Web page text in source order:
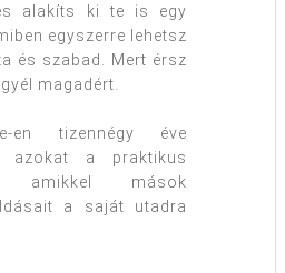
alakíts ki te is egy
egyszerre lehetsz
és szabad. Mert érsz
magadért.
en tizennégy éve
azokat a praktikus
amikkel mások
a saját utadra